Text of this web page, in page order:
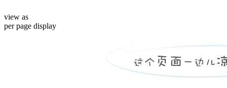
view as
per page display